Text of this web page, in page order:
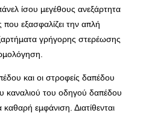
ίσου μεγέθους ανεξάρτητα
εξασφαλίζει την απλή
γρήγορης στερέωσης
και οι στροφείς δαπέδου
καναλιού του οδηγού δαπέδου
εμφάνιση. Διατίθενται